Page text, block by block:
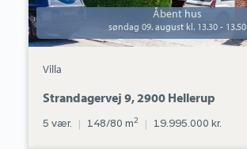
Åbent hus
søndag 09. august kl. 13.30 - 13.50
Villa
Strandagervej 9, 2900 Hellerup
5 vær. | 148/80 m2 | 19.995.000 kr.